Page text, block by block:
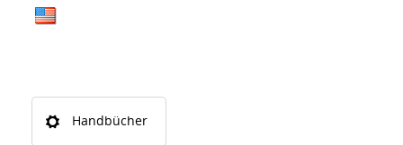
Handbücher